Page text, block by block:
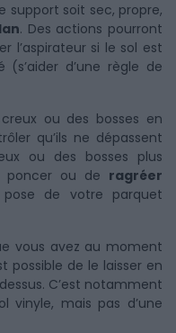
support soit sec, propre,
. Des actions pourront
l’aspirateur si le sol est
(s’aider d’une règle de
ou des bosses en
qu’ils ne dépassent
ou des bosses plus
poncer ou de ragréer
de votre parquet
vous avez au moment
possible de le laisser en
C’est notamment
vinyle, mais pas d’une